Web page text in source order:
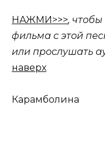
НАЖМИ>>>,
фильма с этой
или прослушать
наверх
Карамболина